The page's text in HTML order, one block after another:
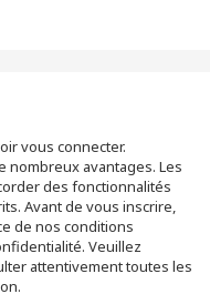
vous connecter.
nombreux avantages. Les
des fonctionnalités
Avant de vous inscrire,
de nos conditions
Veuillez
attentivement toutes les